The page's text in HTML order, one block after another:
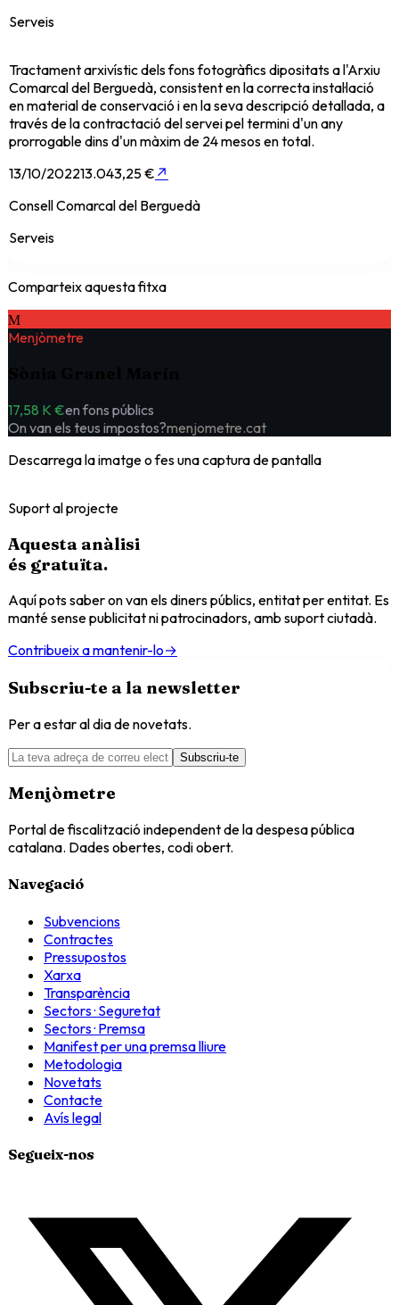
Serveis
Tractament arxivístic dels fons fotogràfics dipositats a l'Arxiu
Comarcal del Berguedà, consistent en la correcta instal·lació
en material de conservació i en la seva descripció detallada, a
través de la contractació del servei pel termini d'un any
prorrogable dins d'un màxim de 24 mesos en total.
13/10/202213.043,25 € ↗
Consell Comarcal del Berguedà
Serveis
Comparteix aquesta fitxa
M
Menjòmetre
17,58 K €en fons públics
On van els teus impostos?menjometre.cat
Descarrega la imatge o fes una captura de pantalla
Suport al projecte
Aquesta anàlisi
és gratuïta.
Aquí pots saber on van els diners públics, entitat per entitat. Es
manté sense publicitat ni patrocinadors, amb suport ciutadà.
Contribueix a mantenir-lo→
Subscriu-te a la newsletter
Per a estar al dia de novetats.
Subscriu-te
Menjòmetre
Portal de fiscalització independent de la despesa pública
catalana. Dades obertes, codi obert.
Navegació
Subvencions
Contractes
Pressupostos
Xarxa
Transparència
Sectors · Seguretat
Sectors · Premsa
Manifest per una premsa lliure
Metodologia
Novetats
Contacte
Avís legal
Segueix-nos